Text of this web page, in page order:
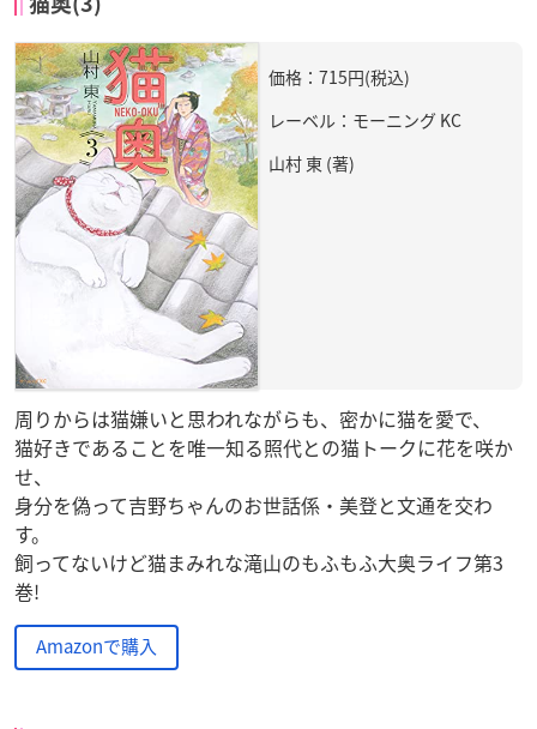
価格：715円(税込)
レーベル：モーニング KC
山村 東 (著)
周りからは猫嫌いと思われながらも、密かに猫を愛で、
猫好きであることを唯一知る照代との猫トークに花を咲か
せ、
身分を偽って吉野ちゃんのお世話係・美登と文通を交わ
す。
飼ってないけど猫まみれな滝山のもふもふ大奥ライフ第3
巻!
Amazonで購入